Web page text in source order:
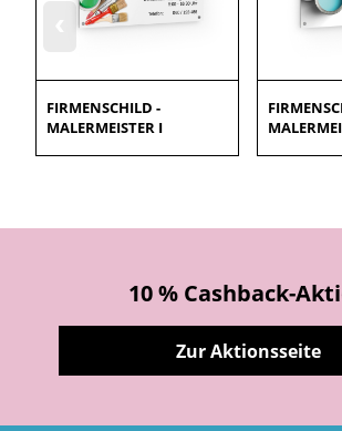
FIRMENSCHILD -
MALERMEISTER I
10 % Cashback-
Zur Aktionsseite